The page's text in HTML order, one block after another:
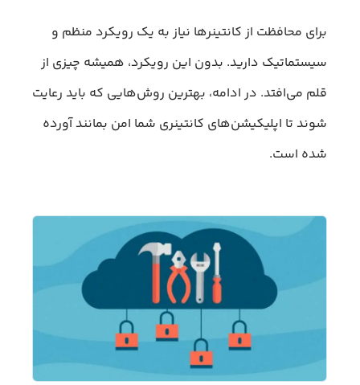
برای محافظت از کانتینرها نیاز به یک رویکرد منظم و
سیستماتیک دارید. بدون این رویکرد، همیشه چیزی از
قلم می‌افتد. در ادامه، بهترین روش‌هایی که باید رعایت
شوند تا اپلیکیشن‌های کانتینری شما امن بمانند آورده
شده است.